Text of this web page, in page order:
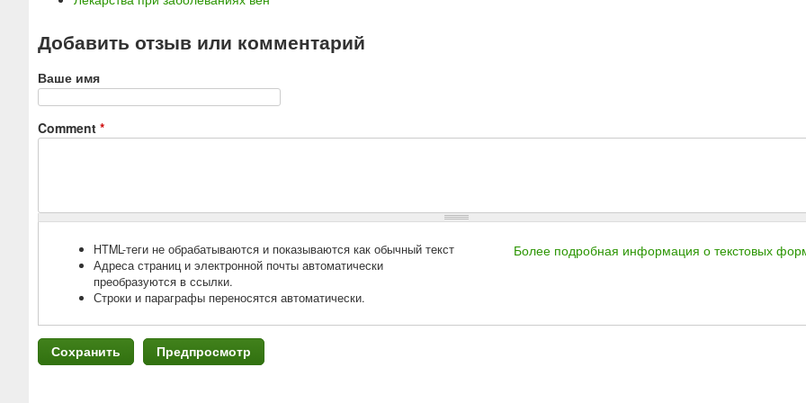
Добавить отзыв или комментарий
Ваше имя
Comment *
Более подробная информация о текстовых
HTML-теги не обрабатываются и показываются как обычный текст
Адреса страниц и электронной почты автоматически
преобразуются в ссылки.
Строки и параграфы переносятся автоматически.